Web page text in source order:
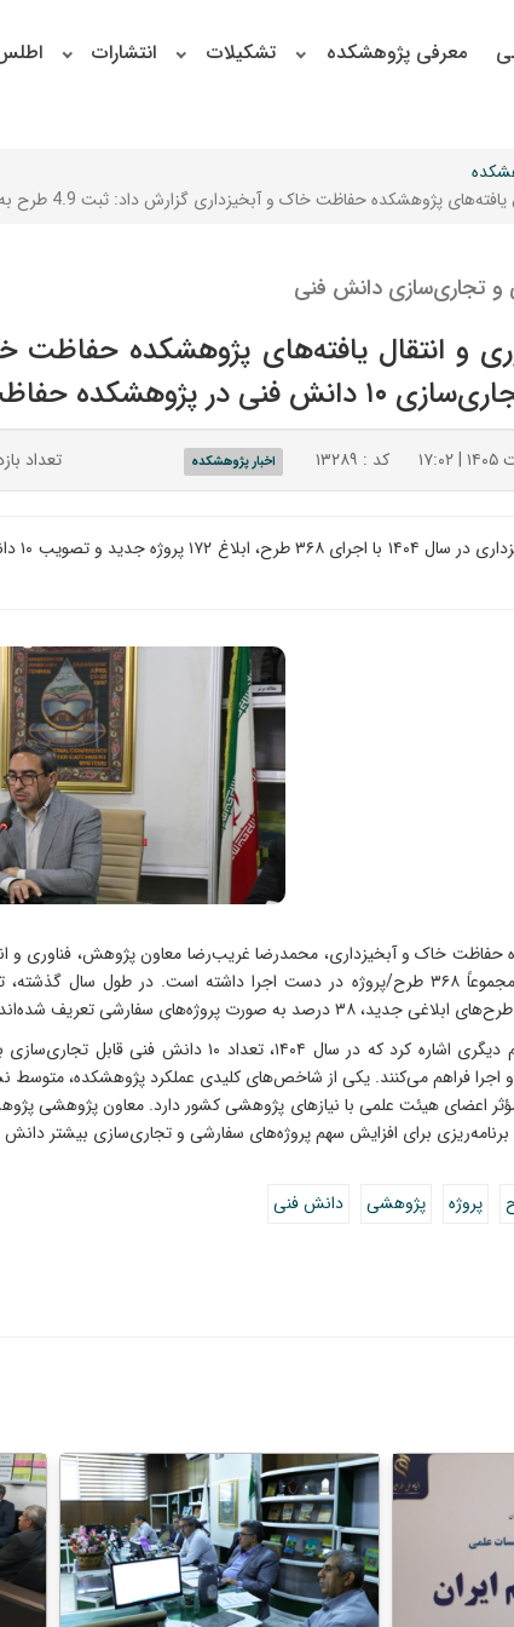
معرفی پژوهشکده تشکیلات انتشارات
آبخیزداری گزارش داد: ثبت 4.9 طرح به ازای هر عضو هیئت علمی؛ تجاری‌سازی ۱۰ دانش فنی در پژوهشکده حفاظت خاک و آبخیزداری
تجاری‌سازی دانش فنی
حفاظت خاک و آبخیزداری
کد : ۱۳۲۸۹ اخبار پژوهشکده تعداد
خاک و آبخیزداری، محمدرضا غریب‌رضا معاون پژوهش، فناوری و
از اعتماد دستگاه‌های اجرایی به توانمندی‌های پژوهشکده است.
غریب‌رضا همچنین به دستاورد مهم دیگری اشاره
مؤثر اعضای هیئت علمی با نیازهای پژوهشی کشور دارد. معاون پژوهشی
برای افزایش سهم پروژه‌های سفارشی و تجاری‌سازی بیشتر دانش
پروژه پژوهشی دانش فنی